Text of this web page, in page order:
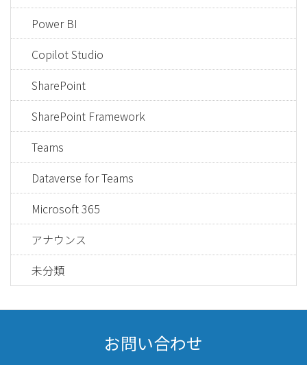
Power BI
Copilot Studio
SharePoint
SharePoint Framework
Teams
Dataverse for Teams
Microsoft 365
アナウンス
未分類
お問い合わせ